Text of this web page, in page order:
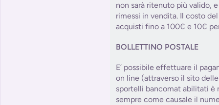
non sarà ritenuto più valido,
rimessi in vendita. Il costo
acquisti fino a 100€ e 10€
BOLLETTINO POSTALE
E’ possibile effettuare il
on line (attraverso il sito
sportelli bancomat abilitati è
sempre come causale il